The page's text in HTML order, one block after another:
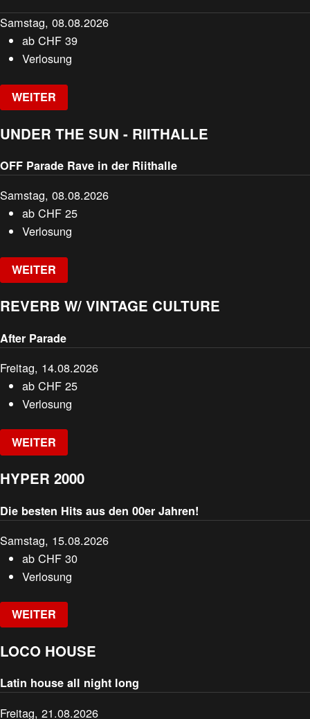
Samstag, 08.08.2026
abCHF 39
Verlosung
WEITER
UNDER THE SUN - RIITHALLE
OFF Parade Rave in der Riithalle
Samstag, 08.08.2026
abCHF 25
Verlosung
WEITER
REVERB W/ VINTAGE CULTURE
After Parade
Freitag, 14.08.2026
abCHF 25
Verlosung
WEITER
HYPER 2000
Die besten Hits aus den 00er Jahren!
Samstag, 15.08.2026
abCHF 30
Verlosung
WEITER
LOCO HOUSE
Latin house all night long
Freitag, 21.08.2026